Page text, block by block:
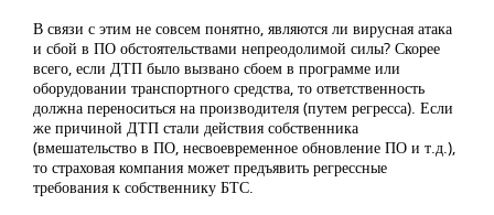
В связи с этим не совсем понятно, являются ли вирусная атака
и сбой в ПО обстоятельствами непреодолимой силы? Скорее
всего, если ДТП было вызвано сбоем в программе или
оборудовании транспортного средства, то ответственность
должна переноситься на производителя (путем регресса). Если
же причиной ДТП стали действия собственника
(вмешательство в ПО, несвоевременное обновление ПО и т.д.),
то страховая компания может предъявить регрессные
требования к собственнику БТС.